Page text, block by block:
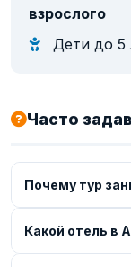
взрослого
Дети до 5
Часто
Почему тур
Какой отель в